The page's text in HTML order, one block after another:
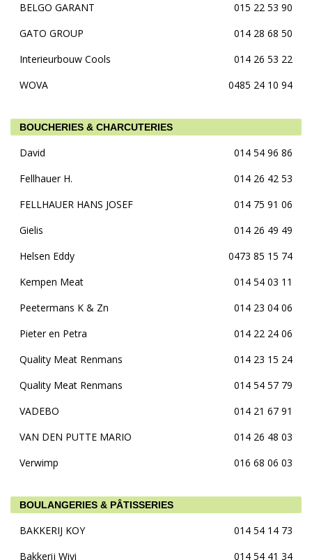
BELGO GARANT
015 22 53 90
GATO GROUP
014 28 68 50
Interieurbouw Cools
014 26 53 22
WOVA
0485 24 10 94
BOUCHERIES & CHARCUTERIES
David
014 54 96 86
Fellhauer H.
014 26 42 53
FELLHAUER HANS JOSEF
014 75 91 06
Gielis
014 26 49 49
Helsen Eddy
0473 85 15 74
Kempen Meat
014 54 03 11
Peetermans K & Zn
014 23 04 06
Pieter en Petra
014 22 24 06
Quality Meat Renmans
014 23 15 24
Quality Meat Renmans
014 54 57 79
VADEBO
014 21 67 91
VAN DEN PUTTE MARIO
014 26 48 03
Verwimp
016 68 06 03
BOULANGERIES & PÂTISSERIES
BAKKERIJ KOY
014 54 14 73
Bakkerij Wivi
014 54 41 34